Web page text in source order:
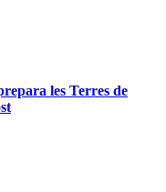
les Terres de